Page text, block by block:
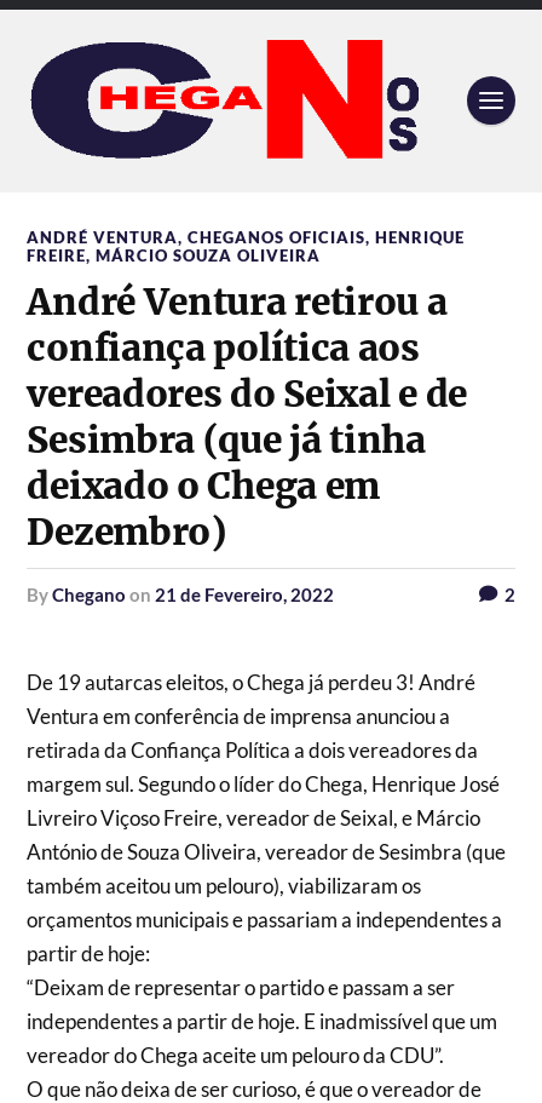
ANDRÉ VENTURA,CHEGANOS OFICIAIS,HENRIQUE
FREIRE,MÁRCIO SOUZA OLIVEIRA
André Ventura retirou a
confiança política aos
vereadores do Seixal e de
Sesimbra (que já tinha
deixado o Chega em
Dezembro)
byChegano on 21 de Fevereiro, 2022 2
De 19 autarcas eleitos, o Chega já perdeu 3! André
Ventura em conferência de imprensa anunciou a
retirada da Confiança Política a dois vereadores da
margem sul. Segundo o líder do Chega, Henrique José
Livreiro Viçoso Freire, vereador de Seixal, e Márcio
António de Souza Oliveira, vereador de Sesimbra (que
também aceitou um pelouro), viabilizaram os
orçamentos municipais e passariam a independentes a
partir de hoje:
“Deixam de representar o partido e passam a ser
independentes a partir de hoje. E inadmissível que um
vereador do Chega aceite um pelouro da CDU”.
O que não deixa de ser curioso, é que o vereador de